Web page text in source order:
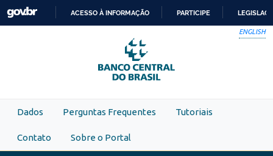
Skip to main content
PARA
O
CONTEÚDO
ACESSO À INFORMAÇÃO PARTICIPE
ENGLISH
Dados Perguntas Frequentes Tutoriais
Contato Sobre o Portal